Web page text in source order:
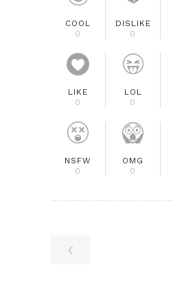
COOL
0
DISLIKE
0
LIKE
0
LOL
0
NSFW
0
OMG
0